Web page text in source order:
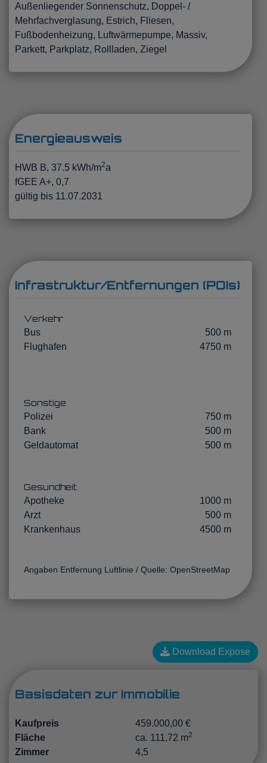
Außenliegender Sonnenschutz
Doppel- /
Mehrfachverglasung
Estrich
Fliesen
Fußbodenheizung
Luftwärmepumpe
Massiv
Parkett
Parkplatz Rollladen Ziegel
Energieausweis
HWB B, 37.5 kWh/m2a
fGEE A+, 0,7
gültig bis 11.07.2031
Infrastruktur/Entfernungen (POIs)
Verkehr
Bus
500 m
Flughafen
4750 m
Sonstige
Polizei
750 m
Bank
500 m
Geldautomat
500 m
Gesundheit
Apotheke
1000 m
Arzt
500 m
Krankenhaus
4500 m
Angaben Entfernung Luftlinie / Quelle: OpenStreetMap
Download Expose
Basisdaten zur Immobilie
Kaufpreis
459.000,00 €
Fläche
ca. 111,72 m2
Zimmer 4,5